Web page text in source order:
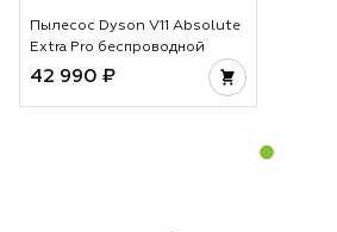
Пылесос Dyson V11 Absolute
Extra Pro беспроводной
42 990 ₽